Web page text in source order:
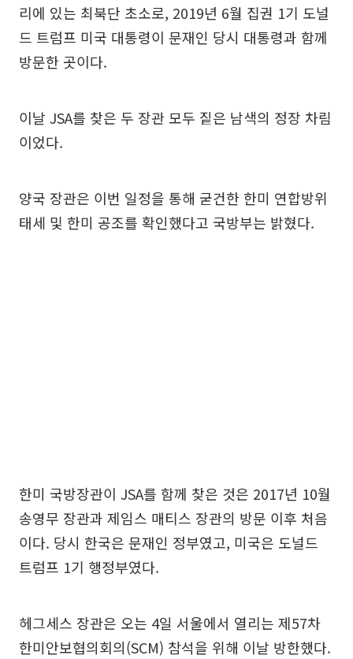
리에 있는 최북단 초소로, 2019년 6월 집권 1기 도널
드 트럼프 미국 대통령이 문재인 당시 대통령과 함께
방문한 곳이다.
이날 JSA를 찾은 두 장관 모두 짙은 남색의 정장 차림
이었다.
양국 장관은 이번 일정을 통해 굳건한 한미 연합방위
태세 및 한미 공조를 확인했다고 국방부는 밝혔다.
한미 국방장관이 JSA를 함께 찾은 것은 2017년 10월
송영무 장관과 제임스 매티스 장관의 방문 이후 처음
이다. 당시 한국은 문재인 정부였고, 미국은 도널드
트럼프 1기 행정부였다.
헤그세스 장관은 오는 4일 서울에서 열리는 제57차
한미안보협의회의(SCM) 참석을 위해 이날 방한했다.